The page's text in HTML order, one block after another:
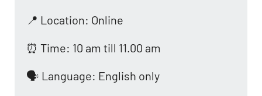
📍 Location: Online
⏰ Time: 10 am till 11.00 am
🗣️ Language: English only